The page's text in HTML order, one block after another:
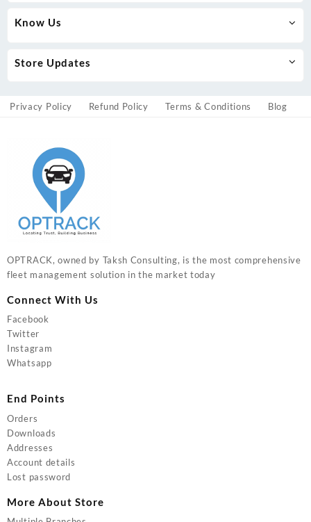
Know Us
Store Updates
Privacy Policy Refund Policy Terms & Conditions Blog
OPTRACK, owned by Taksh Consulting, is the most comprehensive
fleet management solution in the market today
Connect With Us
Facebook
Twitter
Instagram
Whatsapp
End Points
Orders
Downloads
Addresses
Account details
Lost password
More About Store